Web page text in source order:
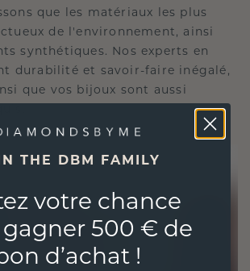
que les matériaux les plus
de l'environnement, ainsi
synthétiques. Nos experts en
durabilité et savoir-faire inégalé,
que vos bijoux sont aussi
THE DBM FAMILY
votre chance
500 € de
d’achat !